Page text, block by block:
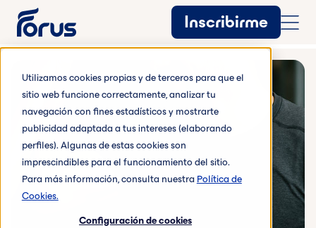
Utilizamos cookies propias y de terceros para que el
sitio web funcione correctamente, analizar tu
navegación con fines estadísticos y mostrarte
publicidad adaptada a tus intereses (elaborando
perfiles). Algunas de estas cookies son
imprescindibles para el funcionamiento del sitio.
Para más información, consulta nuestra Política de
Cookies.
Configuración de cookies
Inscribirme